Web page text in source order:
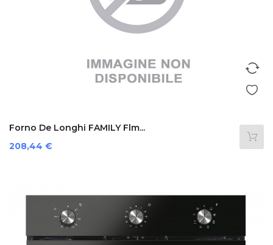
Forno De Longhi FAMILY Flm...
Prezzo
208,44 €